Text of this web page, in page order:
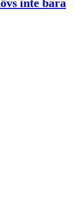
inte bara